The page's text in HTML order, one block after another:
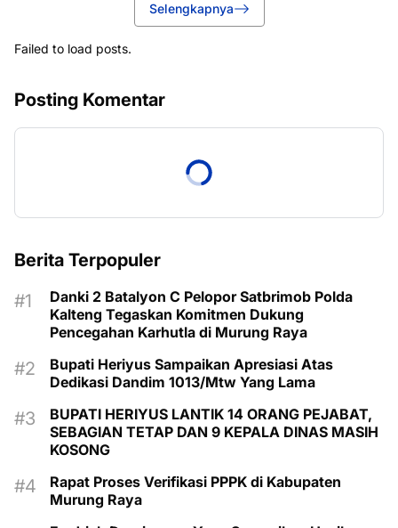
Selengkapnya
Failed to load posts.
Posting Komentar
Berita Terpopuler
Danki 2 Batalyon C Pelopor Satbrimob Polda
Kalteng Tegaskan Komitmen Dukung
Pencegahan Karhutla di Murung Raya
Bupati Heriyus Sampaikan Apresiasi Atas
Dedikasi Dandim 1013/Mtw Yang Lama
BUPATI HERIYUS LANTIK 14 ORANG PEJABAT,
SEBAGIAN TETAP DAN 9 KEPALA DINAS MASIH
KOSONG
Rapat Proses Verifikasi PPPK di Kabupaten
Murung Raya